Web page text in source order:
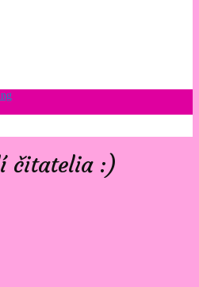
čitatelia :)